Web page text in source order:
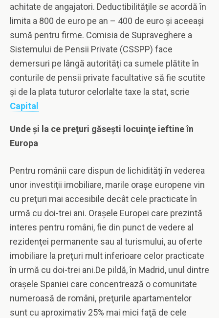
achitate de angajatori. Deductibilitățile se acordă în
limita a 800 de euro pe an – 400 de euro și aceeași
sumă pentru firme. Comisia de Supraveghere a
Sistemului de Pensii Private (CSSPP) face
demersuri pe lângă autorități ca sumele plătite în
conturile de pensii private facultative să fie scutite
și de la plata tuturor celorlalte taxe la stat, scrie
Capital
Unde şi la ce preţuri găseşti locuinţe ieftine în
Europa
Pentru românii care dispun de lichidităţi în vederea
unor investiţii imobiliare, marile oraşe europene vin
cu preţuri mai accesibile decât cele practicate în
urmă cu doi-trei ani. Oraşele Europei care prezintă
interes pentru români, fie din punct de vedere al
rezidenţei permanente sau al turismului, au oferte
imobiliare la preţuri mult inferioare celor practicate
în urmă cu doi-trei ani.De pildă, în Madrid, unul dintre
oraşele Spaniei care concentrează o comunitate
numeroasă de români, preţurile apartamentelor
sunt cu aproximativ 25% mai mici faţă de cele